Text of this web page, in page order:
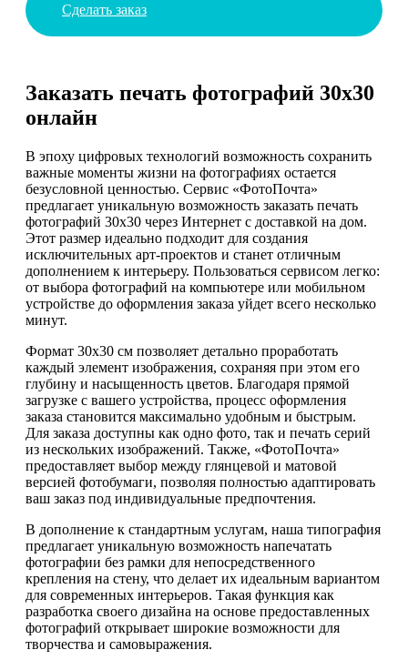
Сделать заказ
Заказать печать фотографий 30х30
онлайн
В эпоху цифровых технологий возможность сохранить
важные моменты жизни на фотографиях остается
безусловной ценностью. Сервис «ФотоПочта»
предлагает уникальную возможность заказать печать
фотографий 30х30 через Интернет с доставкой на дом.
Этот размер идеально подходит для создания
исключительных арт-проектов и станет отличным
дополнением к интерьеру. Пользоваться сервисом легко:
от выбора фотографий на компьютере или мобильном
устройстве до оформления заказа уйдет всего несколько
минут.
Формат 30х30 см позволяет детально проработать
каждый элемент изображения, сохраняя при этом его
глубину и насыщенность цветов. Благодаря прямой
загрузке с вашего устройства, процесс оформления
заказа становится максимально удобным и быстрым.
Для заказа доступны как одно фото, так и печать серий
из нескольких изображений. Также, «ФотоПочта»
предоставляет выбор между глянцевой и матовой
версией фотобумаги, позволяя полностью адаптировать
ваш заказ под индивидуальные предпочтения.
В дополнение к стандартным услугам, наша типография
предлагает уникальную возможность напечатать
фотографии без рамки для непосредственного
крепления на стену, что делает их идеальным вариантом
для современных интерьеров. Такая функция как
разработка своего дизайна на основе предоставленных
фотографий открывает широкие возможности для
творчества и самовыражения.